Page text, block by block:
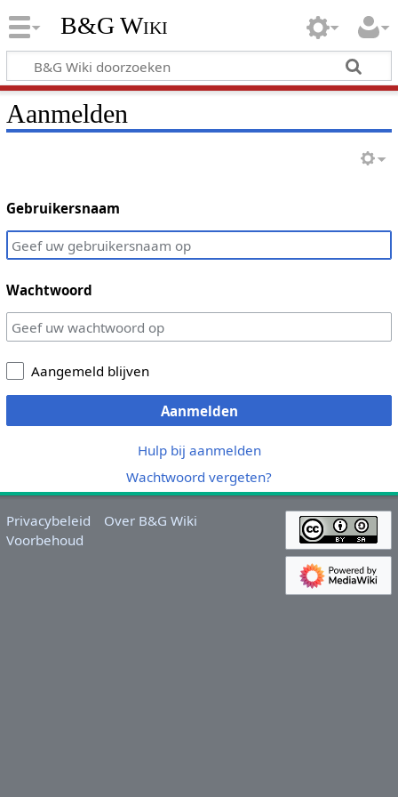
B&G Wiki
Aanmelden
Gebruikersnaam
Wachtwoord
Aangemeld blijven
Aanmelden
Hulp bij aanmelden
Wachtwoord vergeten?
Privacybeleid
Over B&G Wiki
Voorbehoud